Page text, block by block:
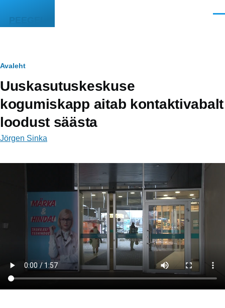
PEEGEL
Leivapuru
Avaleht
Uuskasutuskeskuse
kogumiskapp aitab kontaktivabalt
loodust säästa
Jörgen Sinka